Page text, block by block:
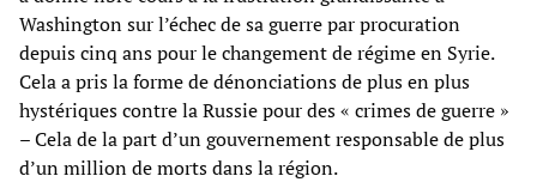
Washington sur l’échec de sa guerre par procuration
depuis cinq ans pour le changement de régime en Syrie.
Cela a pris la forme de dénonciations de plus en plus
hystériques contre la Russie pour des « crimes de guerre »
– Cela de la part d’un gouvernement responsable de plus
d’un million de morts dans la région.